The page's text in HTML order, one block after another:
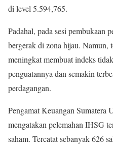
di level 5.594,765.
Padahal, pada sesi pembukaan
bergerak di zona hijau. Namun,
meningkat membuat indeks
penguatannya dan semakin
perdagangan.
Pengamat Keuangan Sumatera
mengatakan pelemahan IHSG
saham. Tercatat sebanyak 626